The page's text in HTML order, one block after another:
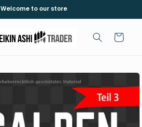
Welcome to our store
Cart